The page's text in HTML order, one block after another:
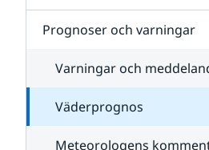
Prognoser och varningar
Varningar och
Väderprognos
Meteorologens